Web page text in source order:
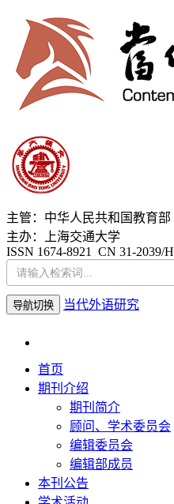
主管：中华人民共和国教育部
主办：上海交通大学
ISSN 1674-8921 CN 31-2039/H
导航切换 当代外语研究
首页
期刊介绍
期刊简介
顾问、学术委员会
编辑委员会
编辑部成员
本刊公告